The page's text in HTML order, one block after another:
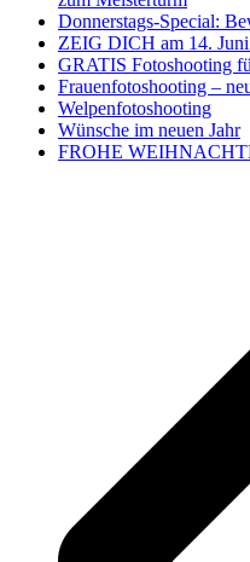
Donnerstags-Special:
ZEIG DICH am 14. Juni
GRATIS Fotoshooting
Frauenfotoshooting –
Welpenfotoshooting
Wünsche im neuen Jahr
FROHE